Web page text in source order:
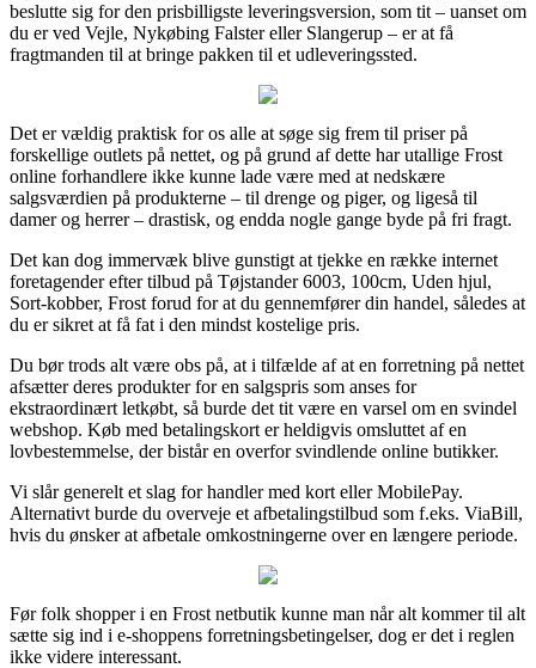
beslutte sig for den prisbilligste leveringsversion, som tit – uanset om
du er ved Vejle, Nykøbing Falster eller Slangerup – er at få
fragtmanden til at bringe pakken til et udleveringssted.
Det er vældig praktisk for os alle at søge sig frem til priser på
forskellige outlets på nettet, og på grund af dette har utallige Frost
online forhandlere ikke kunne lade være med at nedskære
salgsværdien på produkterne – til drenge og piger, og ligeså til
damer og herrer – drastisk, og endda nogle gange byde på fri fragt.
Det kan dog immervæk blive gunstigt at tjekke en række internet
foretagender efter tilbud på Tøjstander 6003, 100cm, Uden hjul,
Sort-kobber, Frost forud for at du gennemfører din handel, således at
du er sikret at få fat i den mindst kostelige pris.
Du bør trods alt være obs på, at i tilfælde af at en forretning på nettet
afsætter deres produkter for en salgspris som anses for
ekstraordinært letkøbt, så burde det tit være en varsel om en svindel
webshop. Køb med betalingskort er heldigvis omsluttet af en
lovbestemmelse, der bistår en overfor svindlende online butikker.
Vi slår generelt et slag for handler med kort eller MobilePay.
Alternativt burde du overveje et afbetalingstilbud som f.eks. ViaBill,
hvis du ønsker at afbetale omkostningerne over en længere periode.
Før folk shopper i en Frost netbutik kunne man når alt kommer til alt
sætte sig ind i e-shoppens forretningsbetingelser, dog er det i reglen
ikke videre interessant.